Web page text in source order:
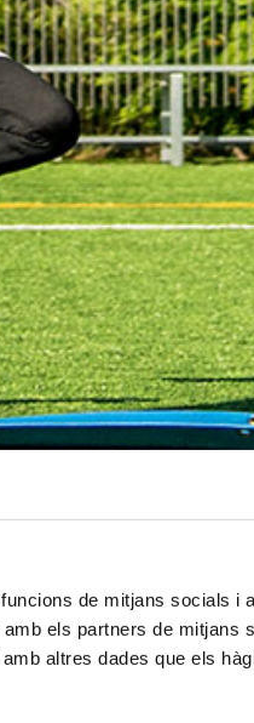
de mitjans socials i
els partners de mitjans
altres dades que els